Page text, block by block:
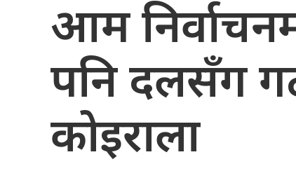
आम
पनि दलसँग
कोइराला